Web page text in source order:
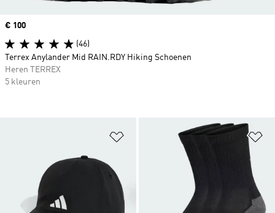
Op verlanglijst zetten
Price
€ 100
(46)
Terrex Anylander Mid RAIN.RDY Hiking Schoenen
Heren TERREX
5 kleuren